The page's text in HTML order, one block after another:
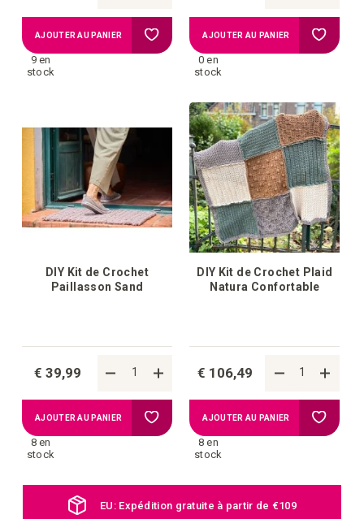
9 en
stock
AJOUTER AU PANIER Ajouter
d'achats
0 en
stock
AJOUTER AU PANIER Ajouter
la
liste
DIY Kit de Crochet
Paillasson Sand
€ 39,99
8 en
stock
AJOUTER AU PANIER Ajouter
DIY Kit de Crochet Plaid
Natura Confortable
€ 106,49
8 en
stock
AJOUTER AU PANIER Ajouter
EU: Expédition gratuite à partir de €109